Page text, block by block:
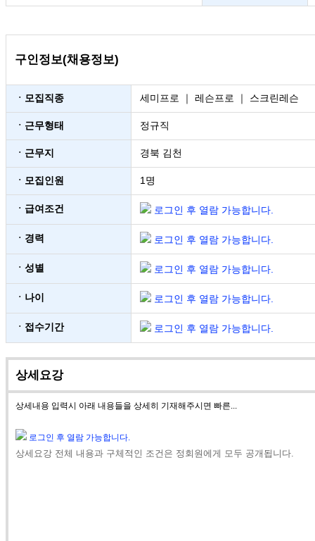
구인정보(채용정보)
ㆍ모집직종 세미프로 ｜ 레슨프로 ｜ 스크린레슨
ㆍ근무형태 정규직
ㆍ근무지 경북 김천
ㆍ모집인원 1명
ㆍ급여조건 로그인 후 열람 가능합니다.
ㆍ경력 로그인 후 열람 가능합니다.
ㆍ성별 로그인 후 열람 가능합니다.
ㆍ나이 로그인 후 열람 가능합니다.
ㆍ접수기간 로그인 후 열람 가능합니다.
상세요강
상세내용 입력시 아래 내용들을 상세히 기재해주시면 빠른...
로그인 후 열람 가능합니다.
상세요강 전체 내용과 구체적인 조건은 정회원에게 모두 공개됩니다.